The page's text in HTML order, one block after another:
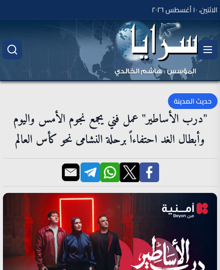
الاثنين، ١٠ أغسطس ٢٠٢٦
حديث المدينة
"درب الأساطير" عمل فني يجمع نجوم الأمس واليوم
وأبطال الغد احتفاءاً برحلة النشامى نحو كأس العالم